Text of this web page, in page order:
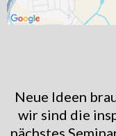
Neue Ideen
wir sind die